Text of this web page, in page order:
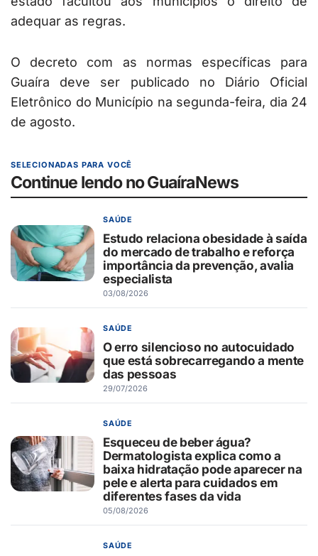
adequar as regras.
O decreto com as normas específicas para
Guaíra deve ser publicado no Diário Oficial
Eletrônico do Município na segunda-feira, dia 24
de agosto.
SELECIONADAS PARA VOCÊ
Continue lendo no GuaíraNews
SAÚDE
Estudo relaciona obesidade à saída
do mercado de trabalho e reforça
importância da prevenção, avalia
especialista
03/08/2026
SAÚDE
O erro silencioso no autocuidado
que está sobrecarregando a mente
das pessoas
29/07/2026
SAÚDE
Esqueceu de beber água?
Dermatologista explica como a
baixa hidratação pode aparecer na
pele e alerta para cuidados em
diferentes fases da vida
05/08/2026
SAÚDE